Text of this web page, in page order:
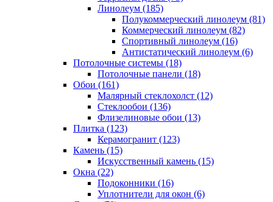
Линолеум (185)
Полукоммерческий линолеум (81)
Коммерческий линолеум (82)
Спортивный линолеум (16)
Антистатический линолеум (6)
Потолочные системы (18)
Потолочные панели (18)
Обои (161)
Малярный стеклохолст (12)
Стеклообои (136)
Флизелиновые обои (13)
Плитка (123)
Керамогранит (123)
Камень (15)
Искусственный камень (15)
Окна (22)
Подоконники (16)
Уплотнители для окон (6)